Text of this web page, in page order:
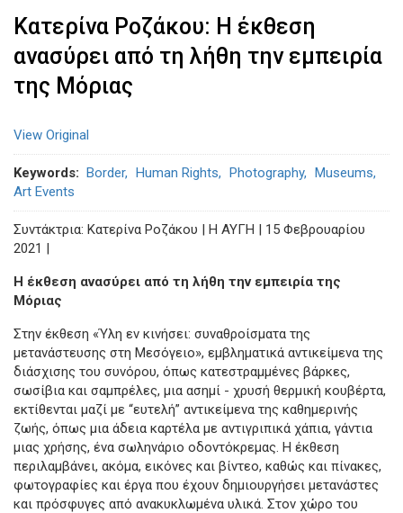
Κατερίνα Ροζάκου: Η έκθεση
ανασύρει από τη λήθη την εμπειρία
της Μόριας
View Original
Keywords Border Human Rights Photography
Museums
Art Events
Συντάκτρια: Κατερίνα Ροζάκου | Η ΑΥΓΗ | 15 Φεβρουαρίου
2021 |
Η έκθεση ανασύρει από τη λήθη την εμπειρία της
Μόριας
Στην έκθεση «Ύλη εν κινήσει: συναθροίσματα της
μετανάστευσης στη Μεσόγειο», εμβληματικά αντικείμενα της
διάσχισης του συνόρου, όπως κατεστραμμένες βάρκες,
σωσίβια και σαμπρέλες, μια ασημί - χρυσή θερμική κουβέρτα,
εκτίθενται μαζί με “ευτελή” αντικείμενα της καθημερινής
ζωής, όπως μια άδεια καρτέλα με αντιγριπικά χάπια, γάντια
μιας χρήσης, ένα σωληνάριο οδοντόκρεμας. Η έκθεση
περιλαμβάνει, ακόμα, εικόνες και βίντεο, καθώς και πίνακες,
φωτογραφίες και έργα που έχουν δημιουργήσει μετανάστες
και πρόσφυγες από ανακυκλωμένα υλικά. Στον χώρο του